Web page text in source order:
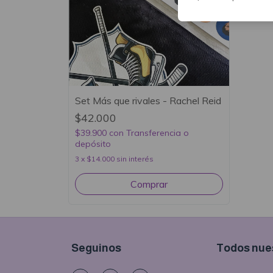
Set Más que rivales - Rachel Reid
$42.000
$39.900 con Transferencia o
depósito
3 x $14.000 sin interés
Seguinos Todos